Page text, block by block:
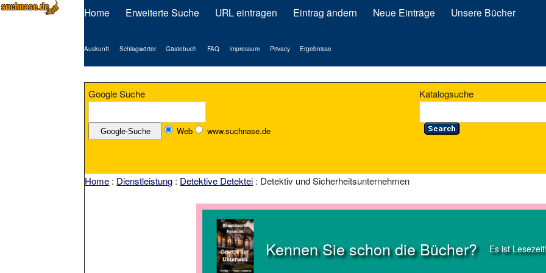
Home Erweiterte Suche URL eintragen Eintrag ändern Neue Einträge Unsere Bücher
Auskunft Schlagwörter Gästebuch FAQ Impressum Privacy Ergebnisse
Google Suche
Web www.suchnase.de
Katalogsuche
Home : Dienstleistung : Detektive Detektei : Detektiv und Sicherheitsunternehmen
Kennen Sie schon die Bücher? Es ist